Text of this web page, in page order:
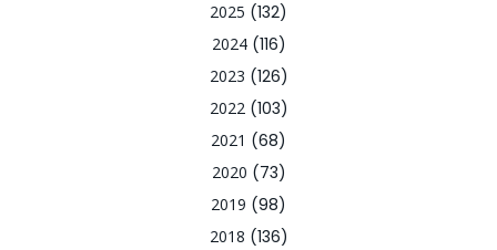
2025 (132)
2024(116)
2023 (126)
2022(103)
2021 (68)
2020 (73)
2019 (98)
2018 (136)